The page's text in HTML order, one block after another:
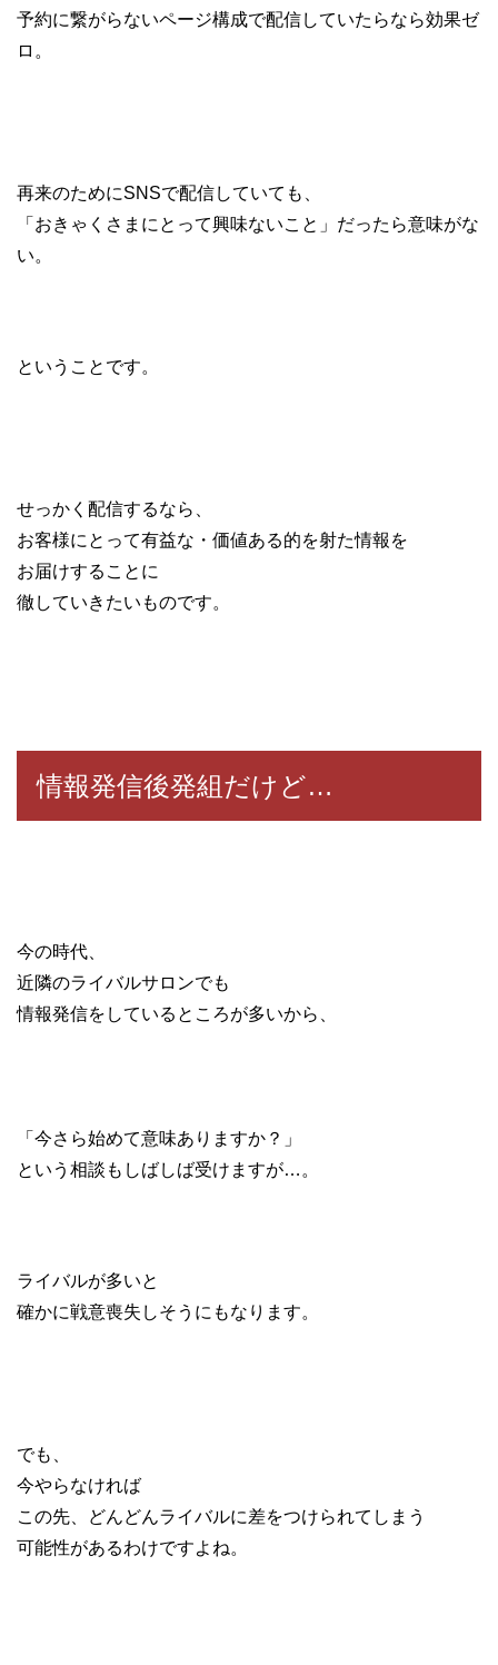
予約に繋がらないページ構成で配信していたらなら効果ゼ
ロ。
再来のためにSNSで配信していても、
「おきゃくさまにとって興味ないこと」だったら意味がな
い。
ということです。
せっかく配信するなら、
お客様にとって有益な・価値ある的を射た情報を
お届けすることに
徹していきたいものです。
情報発信後発組だけど…
今の時代、
近隣のライバルサロンでも
情報発信をしているところが多いから、
「今さら始めて意味ありますか？」
という相談もしばしば受けますが…。
ライバルが多いと
確かに戦意喪失しそうにもなります。
でも、
今やらなければ
この先、どんどんライバルに差をつけられてしまう
可能性があるわけですよね。